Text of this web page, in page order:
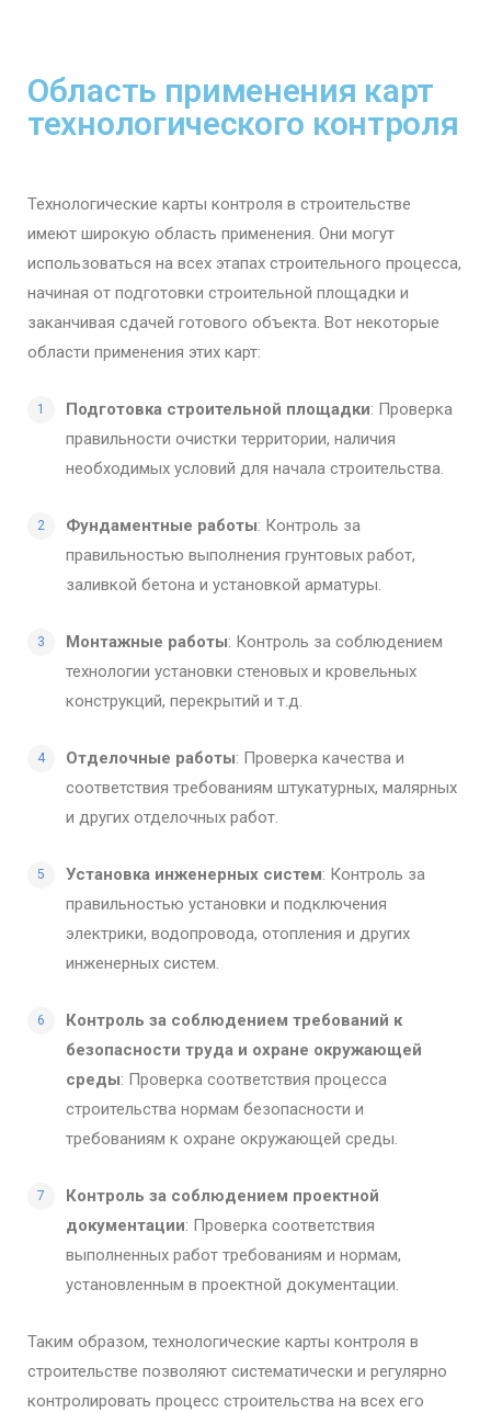
Область применения карт
технологического контроля
Технологические карты контроля в строительстве
имеют широкую область применения. Они могут
использоваться на всех этапах строительного процесса,
начиная от подготовки строительной площадки и
заканчивая сдачей готового объекта. Вот некоторые
области применения этих карт:
Подготовка строительной площадки: Проверка
правильности очистки территории, наличия
необходимых условий для начала строительства.
Фундаментные работы: Контроль за
правильностью выполнения грунтовых работ,
заливкой бетона и установкой арматуры.
Монтажные работы: Контроль за соблюдением
технологии установки стеновых и кровельных
конструкций, перекрытий и т.д.
Отделочные работы: Проверка качества и
соответствия требованиям штукатурных, малярных
и других отделочных работ.
Установка инженерных систем: Контроль за
правильностью установки и подключения
электрики, водопровода, отопления и других
инженерных систем.
Контроль за соблюдением требований к
безопасности труда и охране окружающей
среды: Проверка соответствия процесса
строительства нормам безопасности и
требованиям к охране окружающей среды.
Контроль за соблюдением проектной
документации: Проверка соответствия
выполненных работ требованиям и нормам,
установленным в проектной документации.
Таким образом, технологические карты контроля в
строительстве позволяют систематически и регулярно
контролировать процесс строительства на всех его